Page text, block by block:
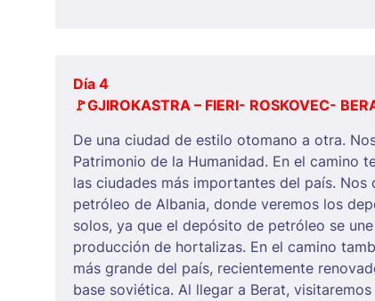
Día 4
🚩GJIROKASTRA – FIERI- ROSKOVEC-
De una ciudad de estilo otomano a otra.
Patrimonio de la Humanidad. En el camino
las ciudades más importantes del país.
petróleo de Albania, donde veremos los
solos, ya que el depósito de petróleo se
producción de hortalizas. En el camino
más grande del país, recientemente
base soviética. Al llegar a Berat,